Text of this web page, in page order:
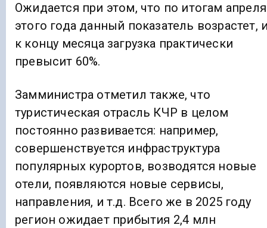
Ожидается при этом, что по итогам апреля
этого года данный показатель возрастет,
к концу месяца загрузка практически
превысит 60%.
Замминистра отметил также, что
туристическая отрасль КЧР в целом
постоянно развивается: например,
совершенствуется инфраструктура
популярных курортов, возводятся новые
отели, появляются новые сервисы,
направления, и т.д. Всего же в 2025 году
регион ожидает прибытия 2,4 млн